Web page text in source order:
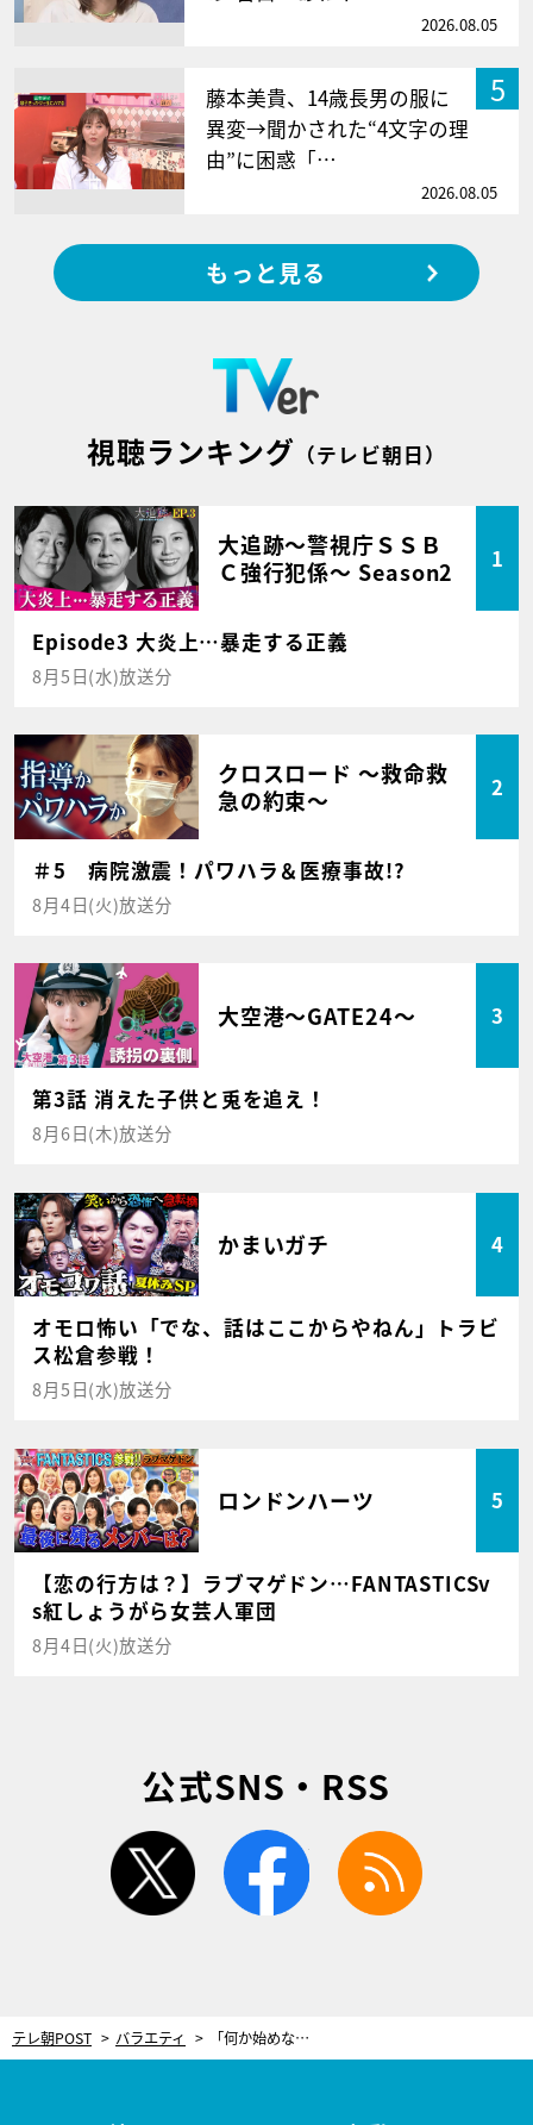
2026.08.05
5
藤本美貴、14歳長男の服に
異変→聞かされた“4文字の理
由”に困惑「…
2026.08.05
もっと見る
視聴ランキング （テレビ朝日）
大追跡～警視庁ＳＳＢ
Ｃ強行犯係～ Season2
1
Episode3 大炎上…暴走する正義
8月5日(水)放送分
クロスロード ～救命救
急の約束～
2
＃5 病院激震！パワハラ＆医療事故!?
8月4日(火)放送分
大空港～GATE24～ 3
第3話 消えた子供と兎を追え！
8月6日(木)放送分
かまいガチ 4
オモロ怖い「でな、話はここからやねん」トラビ
ス松倉参戦！
8月5日(水)放送分
ロンドンハーツ 5
【恋の行方は？】ラブマゲドン…FANTASTICSv
s紅しょうがら女芸人軍団
8月4日(火)放送分
公式SNS・RSS
twitter facebook
テレ朝POST バラエティ 「何か始めないとダメ」有吉弘行が主張する“教科書に名前を載せる”方法